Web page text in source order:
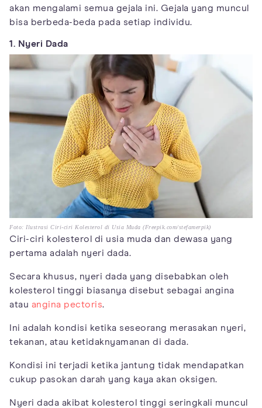
akan mengalami semua gejala ini. Gejala yang muncul
bisa berbeda-beda pada setiap individu.
1. Nyeri Dada
Foto: Ilustrasi Ciri-ciri Kolesterol di Usia Muda (Freepik.com/stefamerpik)
Ciri-ciri kolesterol di usia muda dan dewasa yang
pertama adalah nyeri dada.
Secara khusus, nyeri dada yang disebabkan oleh
kolesterol tinggi biasanya disebut sebagai angina
atau angina pectoris.
Ini adalah kondisi ketika seseorang merasakan nyeri,
tekanan, atau ketidaknyamanan di dada.
Kondisi ini terjadi ketika jantung tidak mendapatkan
cukup pasokan darah yang kaya akan oksigen.
Nyeri dada akibat kolesterol tinggi seringkali muncul